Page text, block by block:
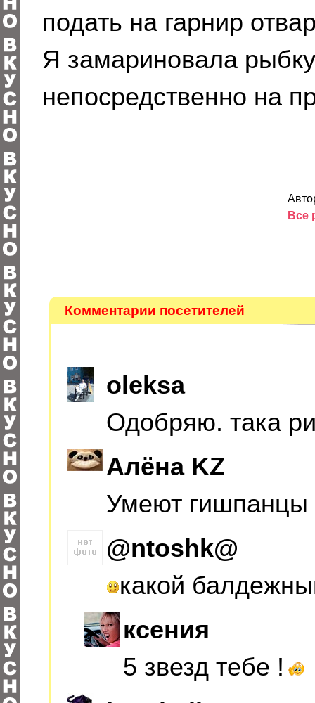
подать на гарнир
Я замариновала
непосредственно на
Все
Комментарии посетителей
oleksa
Одобряю. така
Алёна KZ
Умеют гишпанцы
@ntoshk@
какой
ксения
5 звезд тебе !